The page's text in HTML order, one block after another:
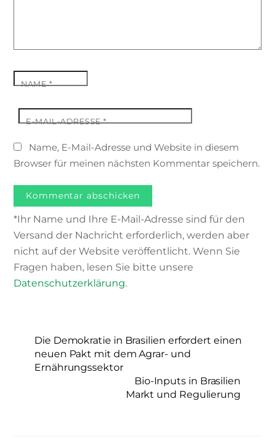
NAME*
E-MAIL-ADRESSE*
Name, E-Mail-Adresse und Website in diesem
Browser für meinen nächsten Kommentar speichern.
*Ihr Name und Ihre E-Mail-Adresse sind für den
Versand der Nachricht erforderlich, werden aber
nicht auf der Website veröffentlicht. Wenn Sie
Fragen haben, lesen Sie bitte unsere
Datenschutzerklärung.
Die Demokratie in Brasilien erfordert einen
neuen Pakt mit dem Agrar- und
Ernährungssektor
Bio-Inputs in Brasilien
Markt und Regulierung